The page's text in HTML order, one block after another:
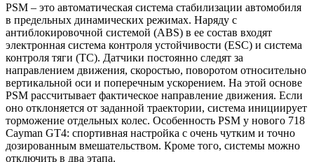
PSM – это автоматическая система стабилизации автомобиля
в предельных динамических режимах. Наряду с
антиблокировочной системой (ABS) в ее состав входят
электронная система контроля устойчивости (ESC) и система
контроля тяги (TC). Датчики постоянно следят за
направлением движения, скоростью, поворотом относительно
вертикальной оси и поперечным ускорением. На этой основе
PSM рассчитывает фактическое направление движения. Если
оно отклоняется от заданной траектории, система инициирует
торможение отдельных колес. Особенность PSM у нового 718
Cayman GT4: спортивная настройка с очень чутким и точно
дозированным вмешательством. Кроме того, системы можно
отключить в два этапа.